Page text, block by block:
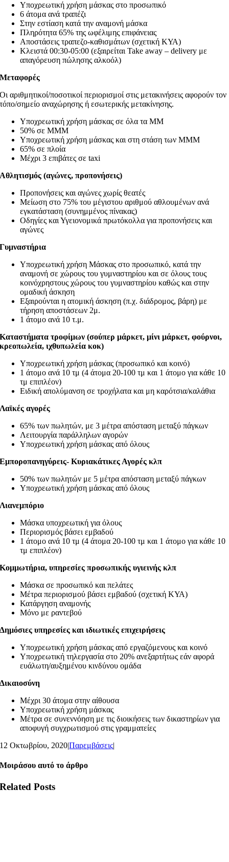
Υποχρεωτική χρήση μάσκας στο προσωπικό
6 άτομα ανά τραπέζι
Στην εστίαση κατά την αναμονή μάσκα
Πληρότητα 65% της ωφέλιμης επιφάνειας
Αποστάσεις τραπεζο-καθισμάτων (σχετική ΚΥΑ)
Κλειστά 00:30-05:00 (εξαιρείται Take away – delivery με
απαγόρευση πώλησης αλκοόλ)
Μεταφορές
Οι αριθμητικοί/ποσοτικοί περιορισμοί στις μετακινήσεις αφορούν τον
τόπο/σημείο αναχώρησης ή εσωτερικής μετακίνησης.
Υποχρεωτική χρήση μάσκας σε όλα τα ΜΜ
50% σε ΜΜΜ
Υποχρεωτική χρήση μάσκας και στη στάση των ΜΜΜ
65% σε πλοία
Μέχρι 3 επιβάτες σε taxi
Αθλητισμός (αγώνες, προπονήσεις)
Προπονήσεις και αγώνες χωρίς θεατές
Μείωση στο 75% του μέγιστου αριθμού αθλουμένων ανά
εγκατάσταση (συνημμένος πίνακας)
Οδηγίες και Υγειονομικά πρωτόκολλα για προπονήσεις και
αγώνες
Γυμναστήρια
Υποχρεωτική χρήση Μάσκας στο προσωπικό, κατά την
αναμονή σε χώρους του γυμναστηρίου και σε όλους τους
κοινόχρηστους χώρους του γυμναστηρίου καθώς και στην
ομαδική άσκηση
Εξαιρούνται η ατομική άσκηση (π.χ. διάδρομος, βάρη) με
τήρηση αποστάσεων 2μ.
1 άτομο ανά 10 τ.μ.
Καταστήματα τροφίμων (σούπερ μάρκετ, μίνι μάρκετ, φούρνοι,
κρεοπωλεία, ιχθυπωλεία κοκ)
Υποχρεωτική χρήση μάσκας (προσωπικό και κοινό)
1 άτομο ανά 10 τμ (4 άτομα 20-100 τμ και 1 άτομο για κάθε 10
τμ επιπλέον)
Ειδική απολύμανση σε τροχήλατα και μη καρότσια/καλάθια
Λαϊκές αγορές
65% των πωλητών, με 3 μέτρα απόσταση μεταξύ πάγκων
Λειτουργία παράλληλων αγορών
Υποχρεωτική χρήση μάσκας από όλους
Εμποροπανηγύρεις- Κυριακάτικες Αγορές κλπ
50% των πωλητών με 5 μέτρα απόσταση μεταξύ πάγκων
Υποχρεωτική χρήση μάσκας από όλους
Λιανεμπόριο
Μάσκα υποχρεωτική για όλους
Περιορισμός βάσει εμβαδού
1 άτομο ανά 10 τμ (4 άτομα 20-100 τμ και 1 άτομο για κάθε 10
τμ επιπλέον)
Κομμωτήρια, υπηρεσίες προσωπικής υγιεινής κλπ
Μάσκα σε προσωπικό και πελάτες
Μέτρα περιορισμού βάσει εμβαδού (σχετική ΚΥΑ)
Κατάργηση αναμονής
Μόνο με ραντεβού
Δημόσιες υπηρεσίες και ιδιωτικές επιχειρήσεις
Υποχρεωτική χρήση μάσκας από εργαζόμενους και κοινό
Υποχρεωτική τηλεργασία στο 20% ανεξαρτήτως εάν αφορά
ευάλωτη/αυξημένου κινδύνου ομάδα
Δικαιοσύνη
Μέχρι 30 άτομα στην αίθουσα
Υποχρεωτική χρήση μάσκας
Μέτρα σε συνεννόηση με τις διοικήσεις των δικαστηρίων για
αποφυγή συγχρωτισμού στις γραμματείες
12 Οκτωβρίου, 2020|Παρεμβάσεις|
Μοιράσου αυτό το άρθρο
Related Posts